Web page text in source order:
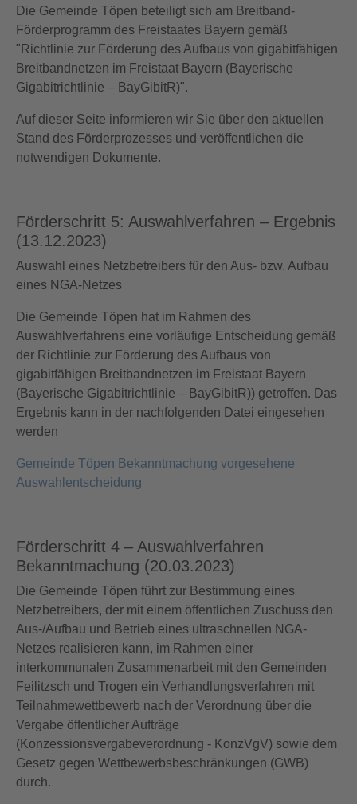
Die Gemeinde Töpen beteiligt sich am Breitband-
Förderprogramm des Freistaates Bayern gemäß
"Richtlinie zur Förderung des Aufbaus von gigabitfähigen
Breitbandnetzen im Freistaat Bayern (Bayerische
Gigabitrichtlinie – BayGibitR)".
Auf dieser Seite informieren wir Sie über den aktuellen
Stand des Förderprozesses und veröffentlichen die
notwendigen Dokumente.
Förderschritt 5: Auswahlverfahren – Ergebnis
(13.12.2023)
Auswahl eines Netzbetreibers für den Aus- bzw. Aufbau
eines NGA-Netzes
Die Gemeinde Töpen hat im Rahmen des
Auswahlverfahrens eine vorläufige Entscheidung gemäß
der Richtlinie zur Förderung des Aufbaus von
gigabitfähigen Breitbandnetzen im Freistaat Bayern
(Bayerische Gigabitrichtlinie – BayGibitR)) getroffen. Das
Ergebnis kann in der nachfolgenden Datei eingesehen
werden
Gemeinde Töpen Bekanntmachung vorgesehene
Auswahlentscheidung
Förderschritt 4 – Auswahlverfahren
Bekanntmachung (20.03.2023)
Die Gemeinde Töpen führt zur Bestimmung eines
Netzbetreibers, der mit einem öffentlichen Zuschuss den
Aus-/Aufbau und Betrieb eines ultraschnellen NGA-
Netzes realisieren kann, im Rahmen einer
interkommunalen Zusammenarbeit mit den Gemeinden
Feilitzsch und Trogen ein Verhandlungsverfahren mit
Teilnahmewettbewerb nach der Verordnung über die
Vergabe öffentlicher Aufträge
(Konzessionsvergabeverordnung - KonzVgV) sowie dem
Gesetz gegen Wettbewerbsbeschränkungen (GWB)
durch.